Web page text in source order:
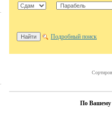
Подробный поиск
По Вашему